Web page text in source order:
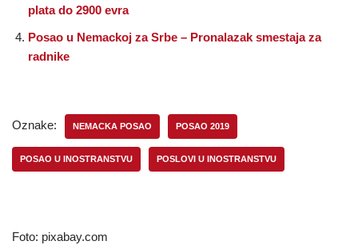
plata do 2900 evra
Posao u Nemackoj za Srbe – Pronalazak smestaja za
radnike
Oznake: NEMACKA POSAO POSAO 2019
POSAO U INOSTRANSTVU POSLOVI U INOSTRANSTVU
Foto: pixabay.com